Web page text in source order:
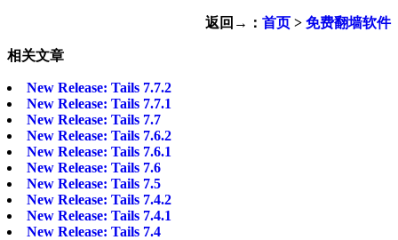
返回→： 首页 > 免费翻墙软件
相关文章
New Release: Tails 7.7.2
New Release: Tails 7.7.1
New Release: Tails 7.7
New Release: Tails 7.6.2
New Release: Tails 7.6.1
New Release: Tails 7.6
New Release: Tails 7.5
New Release: Tails 7.4.2
New Release: Tails 7.4.1
New Release: Tails 7.4